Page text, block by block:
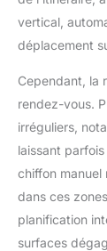
vertical,
déplacement
Cependant, la
rendez-vous.
irréguliers,
laissant
chiffon manuel
dans ces
planification
surfaces